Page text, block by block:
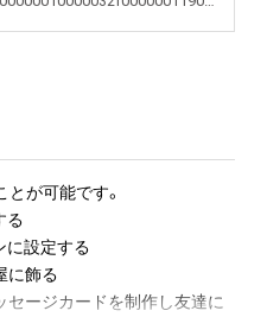
が可能です。
る
に設定する
に飾る
セージカードを制作し友達に